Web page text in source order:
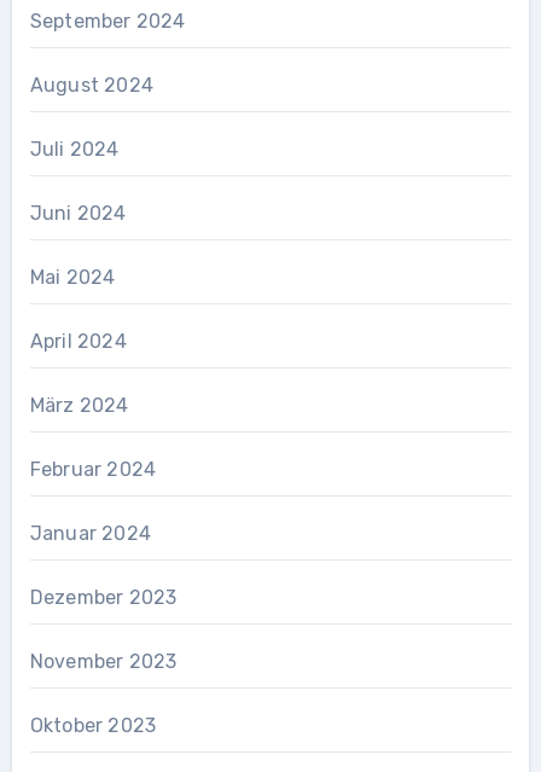
September 2024
August 2024
Juli 2024
Juni 2024
Mai 2024
April 2024
März 2024
Februar 2024
Januar 2024
Dezember 2023
November 2023
Oktober 2023